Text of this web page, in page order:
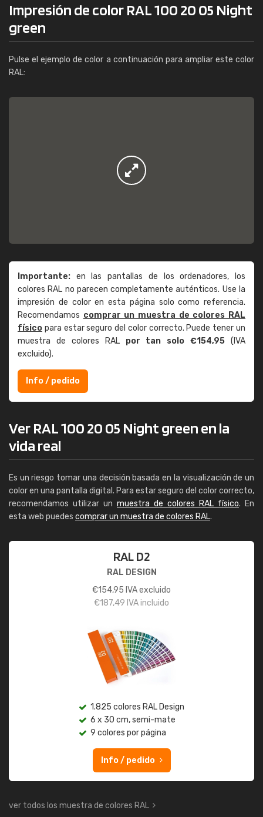
Impresión de color RAL 100 20 05 Night
green
Pulse el ejemplo de color a continuación para ampliar este color
RAL:
Importante: en las pantallas de los ordenadores, los
colores RAL no parecen completamente auténticos. Use la
impresión de color en esta página solo como referencia.
Recomendamos comprar un muestra de colores RAL
físico para estar seguro del color correcto. Puede tener un
muestra de colores RAL por tan solo €154,95 (IVA
excluido).
Info / pedido
Ver RAL 100 20 05 Night green en la
vida real
Es un riesgo tomar una decisión basada en la visualización de un
color en una pantalla digital. Para estar seguro del color correcto,
recomendamos utilizar un muestra de colores RAL físico. En
esta web puedes comprar un muestra de colores RAL.
RAL D2
RAL DESIGN
€154,95 IVA excluido
€187,49 IVA incluido
1.825 colores RAL Design
6 x 30 cm, semi-mate
9 colores por página
Info / pedido
ver todos los muestra de colores RAL